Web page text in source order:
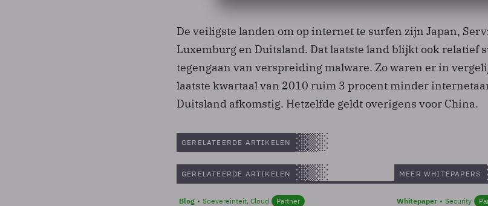
De veiligste landen om op internet te surfen zijn Japan,
Luxemburg en Duitsland. Dat laatste land blijkt ook relatief
tegengaan van verspreiding malware. Zo waren er in
laatste kwartaal van 2010 ruim 3 procent minder
Duitsland afkomstig. Hetzelfde geldt overigens voor China.
GERELATEERDE ARTIKELEN
GERELATEERDE ARTIKELEN
Blog Soevereinteit, Cloud Partner
MEER WHITEPAPERS
Whitepaper Security